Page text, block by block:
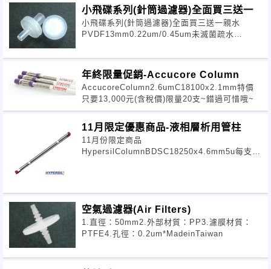
小飛碟系列(針筒過濾器)全面買三送一
小飛碟系列(針筒過濾器)全面買三送一親水
PVDF13mm0.22um/0.45um未滅菌疏水
NYLON13mm0.22um/0.45um未滅菌活動期
年終限量促銷-Accucore Column
AccucoreColumn2.6umC18100x2.1mm特價
只要13,000元(含稅價)限量20支~錯過可惜哦~
11月限定優惠商品-液相層析用管柱
11月份限定商品
HypersilColumnBDSC18250x4.6mm5u每支只
空氣過濾器(Air Filters)
1.直徑：50mm2.外部材質：PP3.濾膜材質：
PTFE4.孔徑：0.2um*MadeinTaiwan